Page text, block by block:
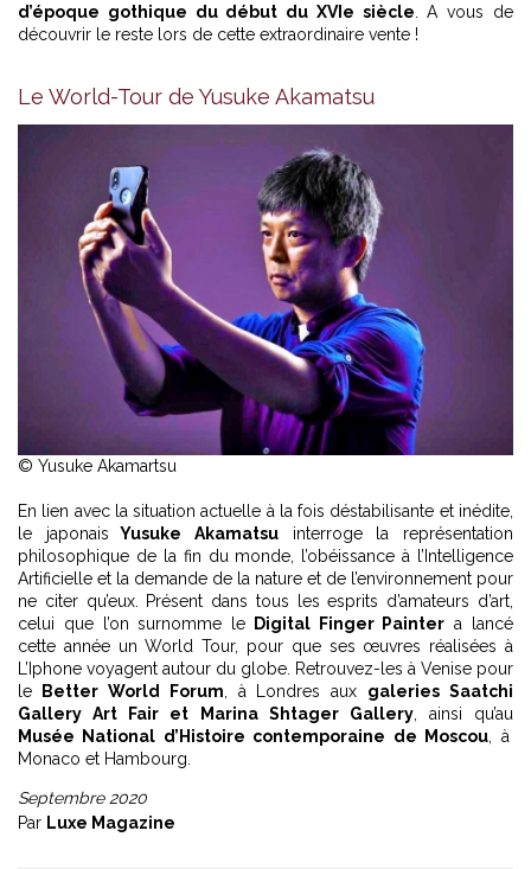
d’époque gothique du début du XVIe siècle . A vous de
découvrir le reste lors de cette extraordinaire vente !
Le World-Tour de Yusuke Akamatsu
© Yusuke Akamartsu
En lien avec la situation actuelle à la fois déstabilisante et inédite,
le japonais Yusuke Akamatsu interroge la représentation
philosophique de la fin du monde, l’obéissance à l’Intelligence
Artificielle et la demande de la nature et de l’environnement pour
ne citer qu’eux. Présent dans tous les esprits d’amateurs d’art,
celui que l’on surnomme le Digital Finger Painter a lancé
cette année un World Tour, pour que ses œuvres réalisées à
L’Iphone voyagent autour du globe. Retrouvez-les à Venise pour
le Better World Forum , à Londres aux galeries Saatchi
Gallery Art Fair et Marina Shtager Gallery, ainsi qu’au
Musée National d’Histoire contemporaine de Moscou , à
Monaco et Hambourg.
Septembre 2020
Par Luxe Magazine